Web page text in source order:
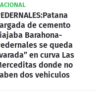
de cemento
Barahona-
se queda
en curva Las
donde no
dos vehiculos